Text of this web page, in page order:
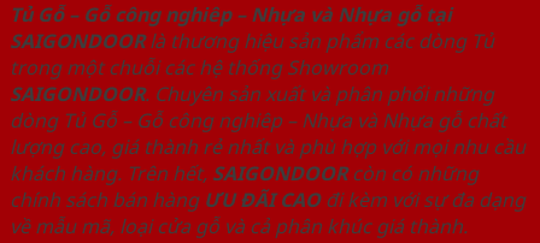
Tủ Gỗ – Gỗ công nghiêp – Nhựa và Nhựa gỗ tại
SAIGONDOORlà thương hiệu sản phẩm các dòng Tủ
trong một chuỗi các hệ thống Showroom
SAIGONDOOR. Chuyên sản xuất và phân phối những
dòng Tủ Gỗ – Gỗ công nghiêp – Nhựa và Nhựa gỗ chất
lượng cao, giá thành rẻ nhất và phù hợp với mọi nhu cầu
khách hàng. Trên hết, SAIGONDOORcòn có những
chính sách bán hàng ƯU ĐÃI CAOđi kèm với sự đa dạng
về mẫu mã, loại cửa gỗ và cả phân khúc giá thành.